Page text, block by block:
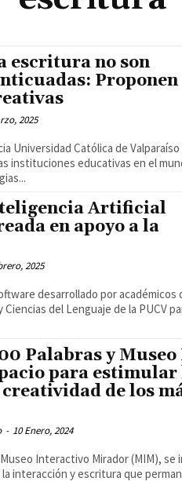
escritura no son
Proponen
2025
Universidad Católica de
instituciones educativas en el
Artificial
en apoyo a la
2025
desarrollado por académicos
del Lenguaje de la PUCV
Palabras y
para estimular
de los
- 10 Enero, 2024
Interactivo Mirador (MIM), se
interacción y escritura que